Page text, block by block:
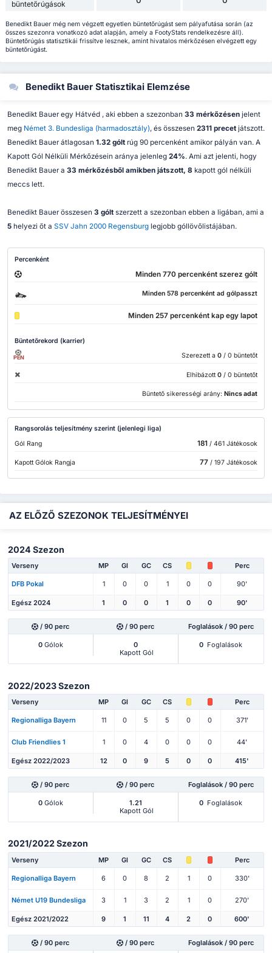
büntetőrúgások
Benedikt Bauer még nem végzett egyetlen büntetőrúgást sem pályafutása során (az
összes szezonra vonatkozó adat alapján, amely a FootyStats rendelkezésre áll).
Büntetőrúgás statisztikái frissítve lesznek, amint hivatalos mérkőzésen elvégzett egy
büntetőrúgást.
Benedikt Bauer Statisztikai Elemzése
Benedikt Bauer egy Hátvéd , aki ebben a szezonban 33 mérkőzésen jelent
meg Német 3. Bundesliga (harmadosztály), és összesen 2311 precetjátszott.
Benedikt Bauer átlagosan 1.32 góltrúg 90 percenként amikor pályán van. A
Kapott Gól Nélküli Mérkőzésein aránya jelenleg 24%. Ami azt jelenti, hogy
Benedikt Bauer a 33 mérkőzésből amikben játszott, 8 kapott gól nélküli
meccs lett.
Benedikt Bauer összesen 3 góltszerzett a szezonban ebben a ligában, ami a
5helyezi őt a SSV Jahn 2000 Regensburglegjobb góllövőlistájában.
Percenként
Minden 770 percenként szerez gólt
Minden 578 percenként ad gólpasszt
Minden 257 percenként kap egy lapot
Büntetőrekord (karrier)
PEN Szerezett a 0 / 0 büntetőt
Elhibázott 0 / 0 büntetőt
Büntető sikerességi arány: Nincs adat
Rangsorolás teljesítmény szerint (jelenlegi liga)
Gól Rang
181 / 461 Játékosok
Kapott Gólok Rangja 77/ 197 Játékosok
AZ ELŐZŐ SZEZONOK TELJESÍTMÉNYEI
2024 Szezon
Verseny MP Gl GC CS Perc
DFB Pokal 1 0 0 1 0 0 90'
Egész 2024 1 0 0 1 0 0 90'
/ 90 perc / 90 perc Foglalások / 90 perc
0Gólok
0
Kapott Gól
0 Foglalások
2022/2023 Szezon
Verseny MP Gl GC CS Perc
Regionalliga Bayern 11 0 5 5 0 0 371'
Club Friendlies 1 1 0 4 0 0 0 44'
Egész 2022/2023 12 0 9 5 0 0 415'
/ 90 perc / 90 perc Foglalások / 90 perc
0Gólok
1.21
Kapott Gól
0 Foglalások
2021/2022 Szezon
Verseny MP Gl GC CS Perc
Regionalliga Bayern 6 0 8 2 1 0 330'
Német U19 Bundesliga 3 1 3 2 1 0 270'
Egész 2021/2022 9 1 11 4 2 0 600'
/ 90 perc / 90 perc Foglalások / 90 perc